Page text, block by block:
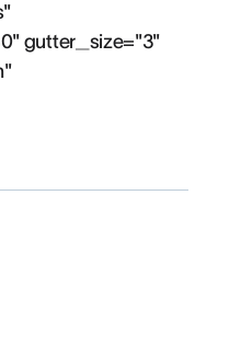
gutter_size="3"